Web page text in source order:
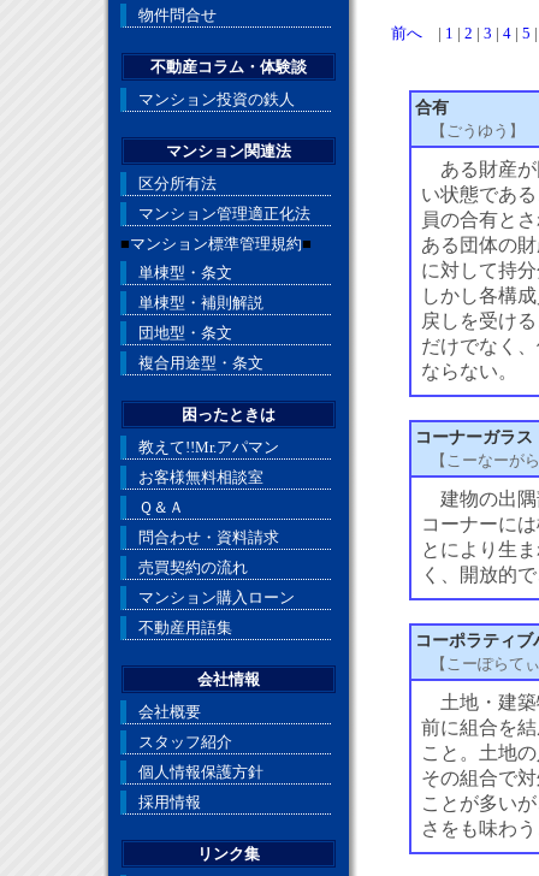
前へ| 1 | 2 | 3 | 4| 5
合有
【ごうゆう】
ある財産が
い状態であ
員の合有と
ある団体の
に対して持
しかし各構
戻しを受け
だけでなく
ならない。
コーナーガラス
【こーなーが
建物の出隅
コーナーに
とにより生
く、開放的
コーポラティブ
【こーぽらて
土地・建築
前に組合を
こと。土地
その組合で
ことが多い
さをも味わ
物件問合せ
不動産コラム・体験談
マンション投資の鉄人
マンション関連法
区分所有法
マンション管理適正化法
■マンション標準管理規約■
単棟型・条文
単棟型・補則解説
団地型・条文
複合用途型・条文
困ったときは
教えて!!Mr.アパマン
お客様無料相談室
Ｑ＆Ａ
問合わせ・資料請求
売買契約の流れ
マンション購入ローン
不動産用語集
会社情報
会社概要
スタッフ紹介
個人情報保護方針
採用情報
リンク集